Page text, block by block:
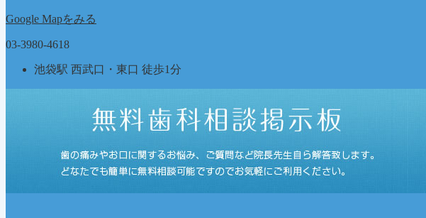
Google Mapをみる
03-3980-4618
池袋駅 西武口・東口 徒歩1分